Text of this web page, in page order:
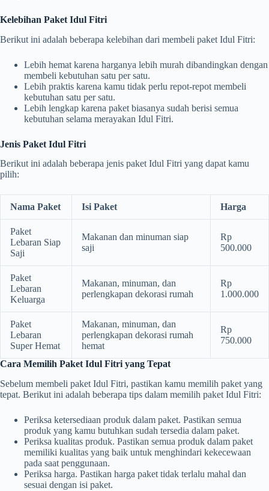
Kelebihan Paket Idul Fitri
Berikut ini adalah beberapa kelebihan dari membeli paket Idul Fitri:
Lebih hemat karena harganya lebih murah dibandingkan dengan
membeli kebutuhan satu per satu.
Lebih praktis karena kamu tidak perlu repot-repot membeli
kebutuhan satu per satu.
Lebih lengkap karena paket biasanya sudah berisi semua
kebutuhan selama merayakan Idul Fitri.
Jenis Paket Idul Fitri
Berikut ini adalah beberapa jenis paket Idul Fitri yang dapat kamu
pilih:
Nama Paket Isi Paket Harga
Paket
Lebaran Siap
Saji
Makanan dan minuman siap
saji
Rp
500.000
Paket
Lebaran
Keluarga
Makanan, minuman, dan
perlengkapan dekorasi rumah
Rp
1.000.000
Paket
Lebaran
Super Hemat
Makanan, minuman, dan
perlengkapan dekorasi rumah
hemat
Rp
750.000
Cara Memilih Paket Idul Fitri yang Tepat
Sebelum membeli paket Idul Fitri, pastikan kamu memilih paket yang
tepat. Berikut ini adalah beberapa tips dalam memilih paket Idul Fitri:
Periksa ketersediaan produk dalam paket. Pastikan semua
produk yang kamu butuhkan sudah tersedia dalam paket.
Periksa kualitas produk. Pastikan semua produk dalam paket
memiliki kualitas yang baik untuk menghindari kekecewaan
pada saat penggunaan.
Periksa harga. Pastikan harga paket tidak terlalu mahal dan
sesuai dengan isi paket.